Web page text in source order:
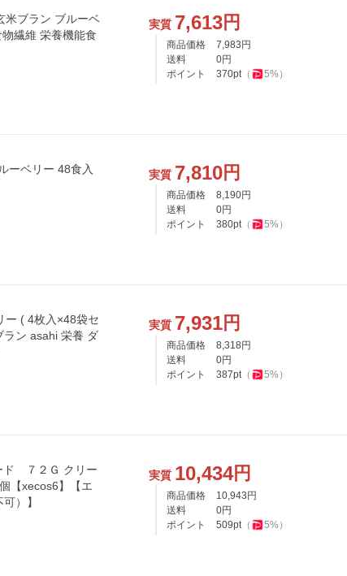
米ブラン ブルーベ
繊維 栄養機能食
実質 7,613円
商品価格 7,983 円
送料
0円
ポイント
370pt（ 5%）
ーベリー 48食入
実質 7,810円
商品価格 8,190円
送料
0円
ポイント
380pt（ 5%）
ー ( 4枚入×48袋セ
ラン asahi 栄養 ダ
実質 7,931円
商品価格 8,318 円
送料
0円
ポイント
387pt（ 5%）
ド ７２Ｇ クリー
【xecos6】【エ
）】
実質 10,434円
商品価格 10,943 円
送料
0円
ポイント
509pt（ 5%）